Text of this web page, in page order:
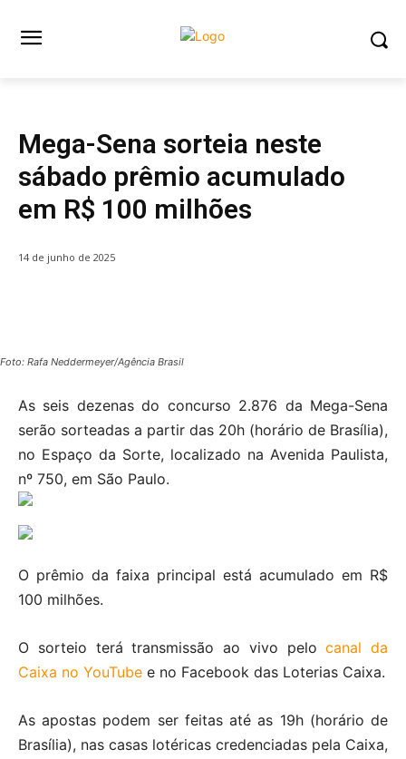
Mega-Sena sorteia neste
sábado prêmio acumulado
em R$ 100 milhões
14 de junho de 2025
Foto: Rafa Neddermeyer/Agência Brasil
As seis dezenas do concurso 2.876 da Mega-Sena
serão sorteadas a partir das 20h (horário de Brasília),
no Espaço da Sorte, localizado na Avenida Paulista,
nº 750, em São Paulo.
O prêmio da faixa principal está acumulado em R$
100 milhões.
O sorteio terá transmissão ao vivo pelocanal da
Caixa no YouTube e no Facebook das Loterias Caixa.
As apostas podem ser feitas até as 19h (horário de
Brasília), nas casas lotéricas credenciadas pela Caixa,